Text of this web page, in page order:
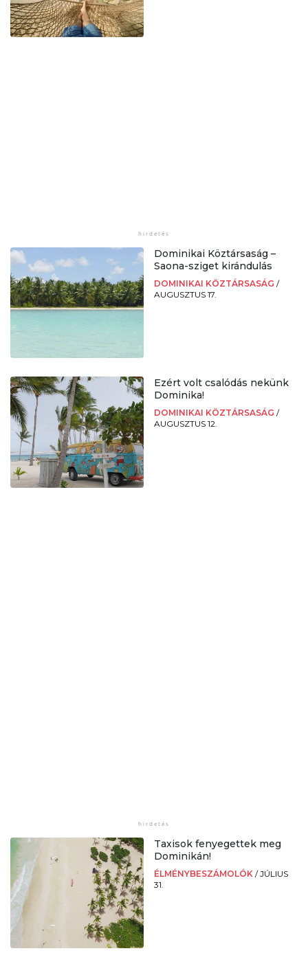
Dominikai Köztársaság –
Saona-sziget kirándulás
DOMINIKAI KÖZTÁRSASÁG /
AUGUSZTUS 17.
Ezért volt csalódás nekünk
Dominika!
DOMINIKAI KÖZTÁRSASÁG /
AUGUSZTUS 12.
Taxisok fenyegettek meg
Dominikán!
ÉLMÉNYBESZÁMOLÓK /JÚLIUS
31.